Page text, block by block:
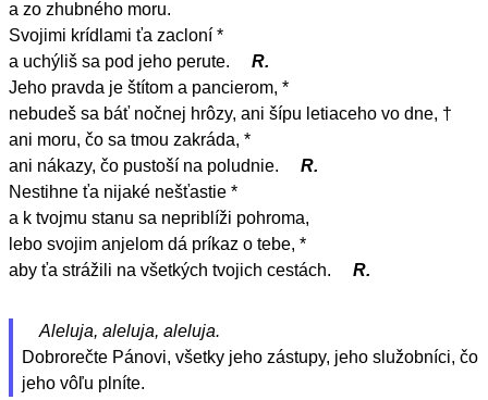
a zo zhubného moru.
Svojimi krídlami ťa zacloní *
a uchýliš sa pod jeho perute.
R.
Jeho pravda je štítom a pancierom, *
nebudeš sa báť nočnej hrôzy, ani šípu letiaceho vo dne, †
ani moru, čo sa tmou zakráda, *
ani nákazy, čo pustoší na poludnie.
R.
Nestihne ťa nijaké nešťastie *
a k tvojmu stanu sa nepriblíži pohroma,
lebo svojim anjelom dá príkaz o tebe, *
aby ťa strážili na všetkých tvojich cestách.
R.
Aleluja, aleluja, aleluja.
Dobrorečte Pánovi, všetky jeho zástupy, jeho služobníci, čo
jeho vôľu plníte.